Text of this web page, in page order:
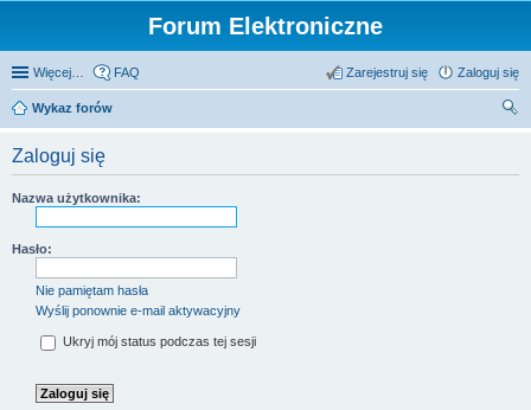
Forum Elektroniczne
Więcej… FAQ Zaloguj się
Zarejestruj się
Wykaz forów
Zaloguj się
Nazwa użytkownika:
Hasło:
Nie pamiętam hasła
Wyślij ponownie e-mail aktywacyjny
Ukryj mój status podczas tej sesji